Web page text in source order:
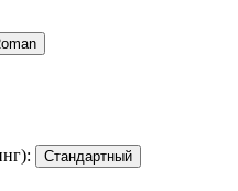
Стандартный